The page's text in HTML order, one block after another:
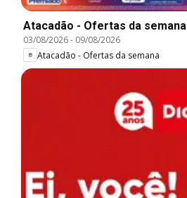
Atacadão - Ofertas da semana
03/08/2026- 09/08/2026
Atacadão - Ofertas da semana